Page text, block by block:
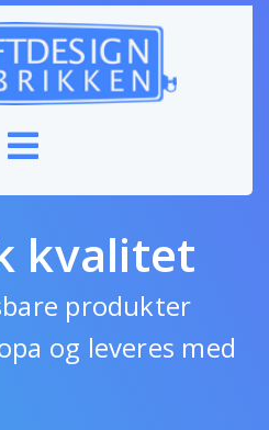
kvalitet
produkter
og leveres med